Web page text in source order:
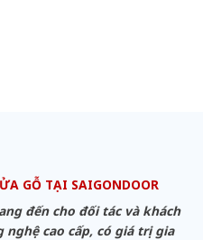
GỖ TẠI SAIGONDOOR
đến cho đối tác và khách
cao cấp, có giá trị gia